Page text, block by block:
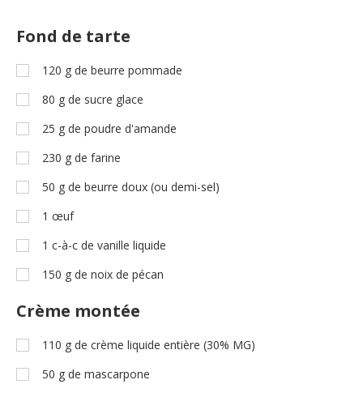
Fond de tarte
120 g de beurre pommade
80 g de sucre glace
25 g de poudre d'amande
230 g de farine
50 g de beurre doux (ou demi-sel)
1 œuf
1 c-à-c de vanille liquide
150 g de noix de pécan
Crème montée
110 g de crème liquide entière (30% MG)
50 g de mascarpone